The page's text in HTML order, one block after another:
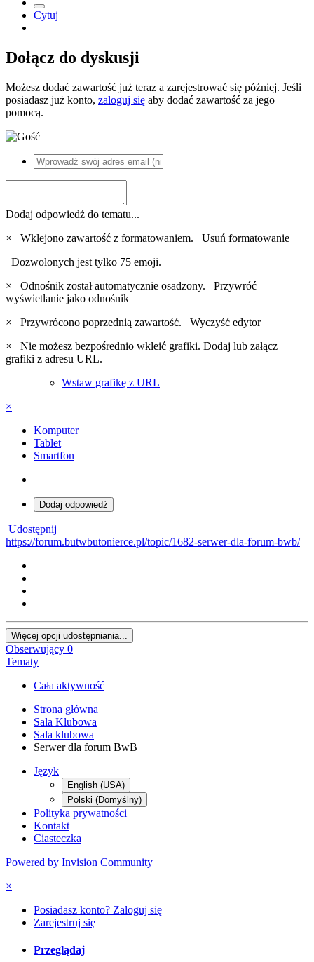
Cytuj
Dołącz do dyskusji
Możesz dodać zawartość już teraz a zarejestrować się później. Jeśli
posiadasz już konto, zaloguj się aby dodać zawartość za jego
pomocą.
Dodaj odpowiedź do tematu...
×
Wklejono zawartość z formatowaniem. Usuń formatowanie
Dozwolonych jest tylko 75 emoji.
×
Odnośnik został automatycznie osadzony. Przywróć
wyświetlanie jako odnośnik
×
Przywrócono poprzednią zawartość. Wyczyść edytor
×
Nie możesz bezpośrednio wkleić grafiki. Dodaj lub załącz
grafiki z adresu URL.
Wstaw grafikę z URL
×
Komputer
Tablet
Smartfon
Dodaj odpowiedź
Udostępnij
https://forum.butwbutonierce.pl/topic/1682-serwer-dla-forum-bwb/
Więcej opcji udostępniania...
Obserwujący 0
Tematy
Cała aktywność
Strona główna
Sala Klubowa
Sala klubowa
Serwer dla forum BwB
Język
English (USA)
Polski (Domyślny)
Polityka prywatności
Kontakt
Ciasteczka
Powered by Invision Community
×
Posiadasz konto? Zaloguj się
Zarejestruj się
Przeglądaj